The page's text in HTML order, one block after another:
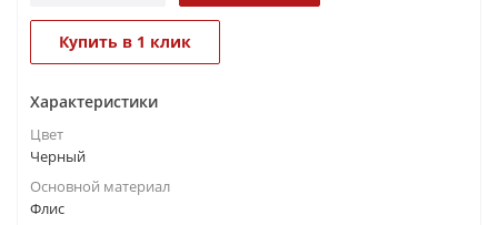
Купить в 1 клик
Характеристики
Цвет
Черный
Основной материал
Флис